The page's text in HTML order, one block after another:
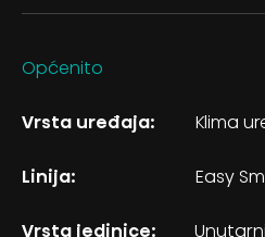
Općenito
Vrsta uređaja: Klima
Linija: Easy
Vrsta jedinice: